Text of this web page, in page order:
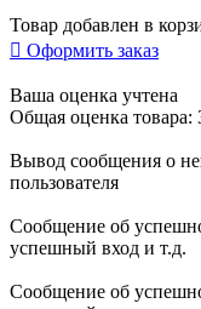
Товар добавлен в
 Оформить заказ
Ваша оценка учтена
Общая оценка товара:
Вывод сообщения о
пользователя
Сообщение об
успешный вход и т.д.
Сообщение об